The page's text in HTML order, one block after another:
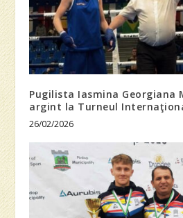
Pugilista Iasmina Georgiana
argint la Turneul
26/02/2026